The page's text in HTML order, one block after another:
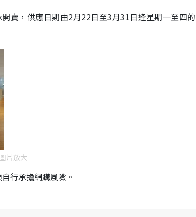
賣，供應日期由2月22日至3月31日逢星期一至四
片放大
行承擔網購風險。